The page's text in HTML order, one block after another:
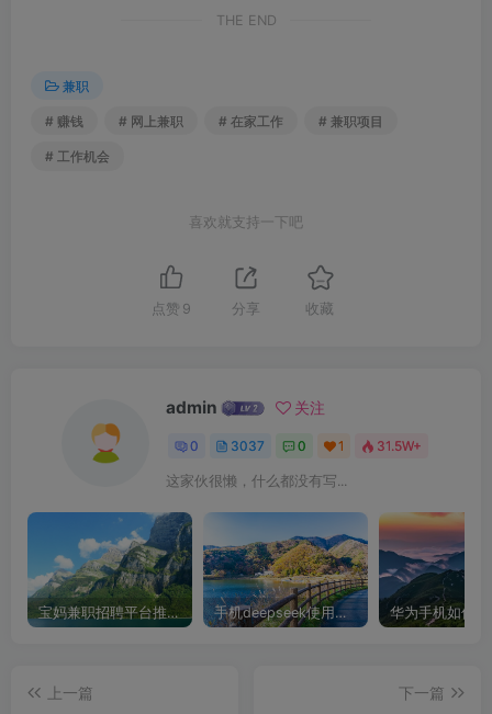
THE END
兼职
# 赚钱 # 网上兼职 # 在家工作 # 兼职项目
# 工作机会
喜欢就支持一下吧
点赞 9 分享 收藏
admin 关注
0 3037 0 1 31.5W+
这家伙很懒，什么都没有写...
宝妈兼职招聘平台推荐，轻松找到理想工作！ 手机deepseek使用全攻略，轻松实现画图与炒股功能
上一篇
下一篇